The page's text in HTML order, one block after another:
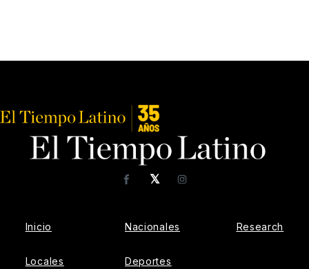
𝕏
FacebookInstagram
Inicio
Locales
Nacionales
Deportes
Research